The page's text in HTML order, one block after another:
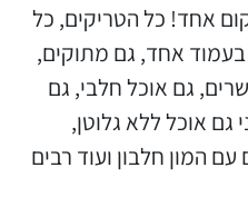
אחד! כל הטריקים, כל
אחד, גם מתוקים,
גם אוכל חלבי, גם
גם אוכל ללא גלוטן,
המון חלבון ועוד רבים